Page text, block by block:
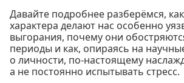
Давайте подробнее разберёмся,
характера делают нас особенно
выгорания, почему они
периоды и как, опираясь на
о личности, по-настоящему
а не постоянно испытывать стресс.